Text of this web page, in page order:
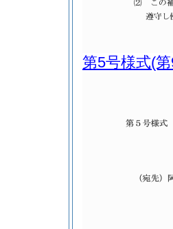
第5号様式(